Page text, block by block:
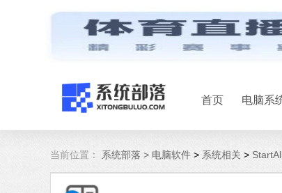
首页 电脑系
当前位置： 系统部落 > 电脑软件 > 系统相关 >